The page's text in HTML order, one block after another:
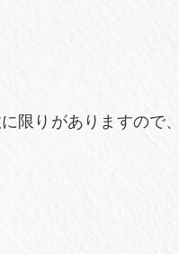
限りがありますので